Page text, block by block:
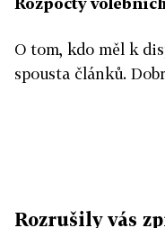
O tom, kdo měl k
spousta článků.
Rozrušily vás